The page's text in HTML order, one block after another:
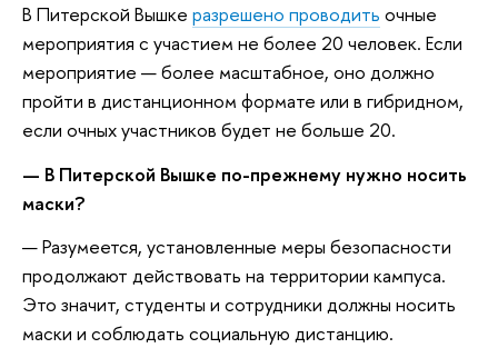
В Питерской Вышке разрешено проводить очные
мероприятия с участием не более 20 человек. Если
мероприятие — более масштабное, оно должно
пройти в дистанционном формате или в гибридном,
если очных участников будет не больше 20.
— В Питерской Вышке по-прежнему нужно носить
маски?
— Разумеется, установленные меры безопасности
продолжают действовать на территории кампуса.
Это значит, студенты и сотрудники должны носить
маски и соблюдать социальную дистанцию.